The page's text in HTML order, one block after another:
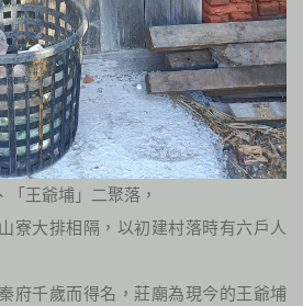
王爺埔」二聚落，
寮大排相隔，以初建村落時有六戶人
府千歲而得名，莊廟為現今的王爺埔